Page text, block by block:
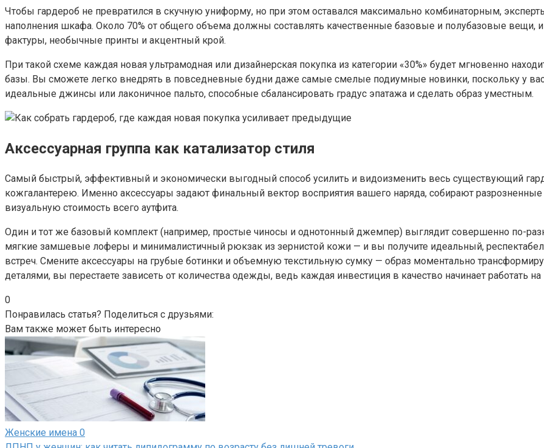
Чтобы гардероб не превратился в скучную униформу, но при этом оставался максимально комбинаторным,
наполнения шкафа. Около 70% от общего объема должны составлять качественные базовые и полубазовые вещи,
фактуры, необычные принты и акцентный крой.
При такой схеме каждая новая ультрамодная или дизайнерская покупка из категории «30%» будет мгновенно
базы. Вы сможете легко внедрять в повседневные будни даже самые смелые подиумные новинки, поскольку у
идеальные джинсы или лаконичное пальто, способные сбалансировать градус эпатажа и сделать образ уместным.
Аксессуарная группа как катализатор стиля
Самый быстрый, эффективный и экономически выгодный способ усилить и видоизменить весь существующий
кожгалантерею. Именно аксессуары задают финальный вектор восприятия вашего наряда, собирают
визуальную стоимость всего аутфита.
Один и тот же базовый комплект (например, простые чиносы и однотонный джемпер) выглядит совершенно по-
мягкие замшевые лоферы и минималистичный рюкзак из зернистой кожи — и вы получите идеальный,
встреч. Смените аксессуары на грубые ботинки и объемную текстильную сумку — образ моментально
деталями, вы перестаете зависеть от количества одежды, ведь каждая инвестиция в качество начинает работать
0
Понравилась статья? Поделиться с друзьями:
Вам также может быть интересно
Женские имена 0